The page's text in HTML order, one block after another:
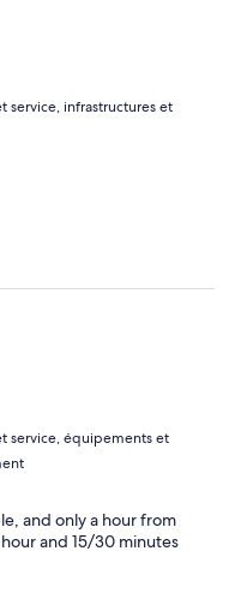
service, infrastructures et
service, équipements et
and only a hour from
and 15/30 minutes